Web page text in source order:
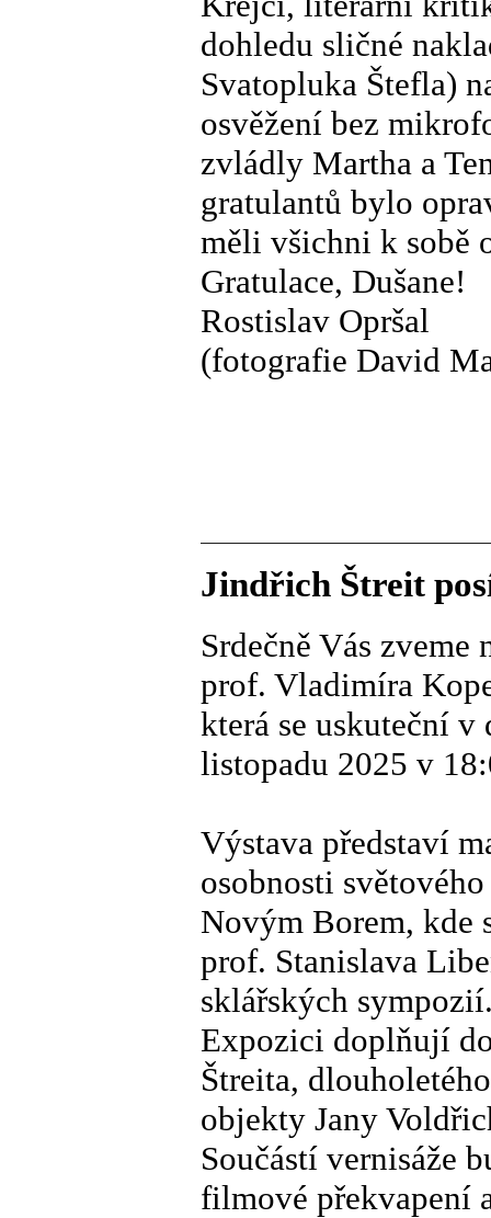
dohledu sličné
Svatopluka Štefla)
osvěžení bez
zvládly Martha a
gratulantů bylo
měli všichni k sobě
Gratulace, Dušane!
Rostislav Opršal
(fotografie David
Jindřich Štreit
Srdečně Vás
prof. Vladimíra
která se uskuteční v
listopadu 2025 v
Výstava představí
osobnosti
Novým Borem, kde
prof. Stanislava
sklářských
Expozici doplňují
Štreita,
objekty Jany
Součástí vernisáže
filmové překvapení